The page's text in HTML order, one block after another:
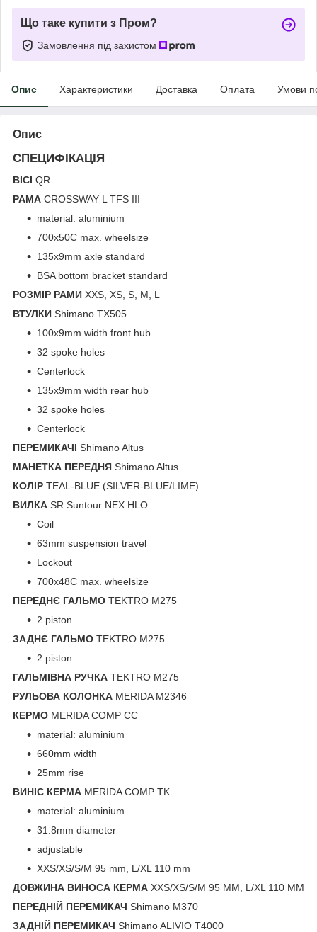
Що таке купити з Пром?
Замовлення під захистом
Опис Характеристики Доставка Оплата Умови
Опис
СПЕЦИФІКАЦІЯ
ВІСІ QR
РАМА CROSSWAY L TFS III
material: aluminium
700x50C max. wheelsize
135x9mm axle standard
BSA bottom bracket standard
РОЗМІР РАМИ XXS, XS, S, M, L
ВТУЛКИ Shimano TX505
100x9mm width front hub
32 spoke holes
Centerlock
135x9mm width rear hub
32 spoke holes
Centerlock
ПЕРЕМИКАЧІ Shimano Altus
МАНЕТКА ПЕРЕДНЯ Shimano Altus
КОЛІР TEAL-BLUE (SILVER-BLUE/LIME)
ВИЛКА SR Suntour NEX HLO
Coil
63mm suspension travel
Lockout
700x48C max. wheelsize
ПЕРЕДНЄ ГАЛЬМО TEKTRO M275
2 piston
ЗАДНЄ ГАЛЬМО TEKTRO M275
2 piston
ГАЛЬМІВНА РУЧКА TEKTRO M275
РУЛЬОВА КОЛОНКА MERIDA M2346
КЕРМО MERIDA COMP CC
material: aluminium
660mm width
25mm rise
ВИНІС КЕРМА MERIDA COMP TK
material: aluminium
31.8mm diameter
adjustable
XXS/XS/S/M 95 mm, L/XL 110 mm
ДОВЖИНА ВИНОСА КЕРМА XXS/XS/S/M 95 MM, L/XL 110 MM
ПЕРЕДНІЙ ПЕРЕМИКАЧ Shimano M370
ЗАДНІЙ ПЕРЕМИКАЧ Shimano ALIVIO T4000